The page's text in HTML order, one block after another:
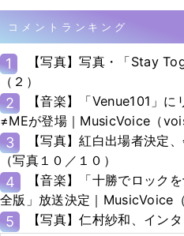
コメントランキング
1
【写真】写真・「Stay
（２）
2
【音楽】「Venue101」
≠MEが登場｜MusicVoice（
3
【写真】紅白出場者決定
（写真１０／１０）
4
【音楽】「十勝でロック
全版」放送決定｜MusicVoice
5 【写真】仁村紗和、イン